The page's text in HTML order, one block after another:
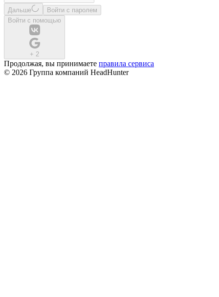
Дальше
Войти с паролем
Войти с помощью
+ 2
Продолжая, вы принимаете правила сервиса
© 2026 Группа компаний HeadHunter